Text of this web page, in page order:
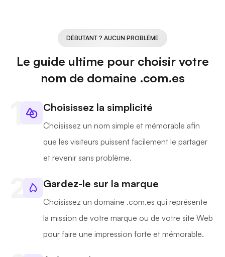
DÉBUTANT ? AUCUN PROBLÈME
Le guide ultime pour choisir votre
nom de domaine .com.es
Choisissez la simplicité
Choisissez un nom simple et mémorable afin
que les visiteurs puissent facilement le partager
et revenir sans problème.
Gardez-le sur la marque
Choisissez un domaine .com.es qui représente
la mission de votre marque ou de votre site Web
pour faire une impression forte et mémorable.